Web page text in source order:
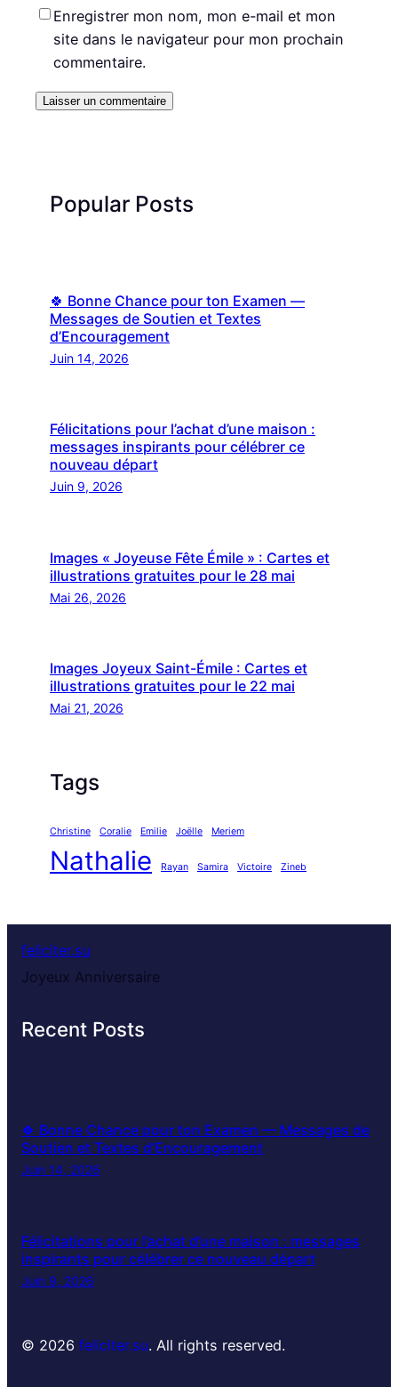
Enregistrer mon nom, mon e-mail et mon
site dans le navigateur pour mon prochain
commentaire.
Popular Posts
🍀 Bonne Chance pour ton Examen —
Messages de Soutien et Textes
d’Encouragement
Juin 14, 2026
Félicitations pour l’achat d’une maison :
messages inspirants pour célébrer ce
nouveau départ
Juin 9, 2026
Images « Joyeuse Fête Émile » : Cartes et
illustrations gratuites pour le 28 mai
Mai 26, 2026
Images Joyeux Saint-Émile : Cartes et
illustrations gratuites pour le 22 mai
Mai 21, 2026
Tags
Christine Coralie Emilie Joëlle Meriem
Nathalie Rayan Samira Victoire Zineb
feliciter.su
Joyeux Anniversaire
Recent Posts
🍀 Bonne Chance pour ton Examen — Messages de
Soutien et Textes d’Encouragement
Juin 14, 2026
Félicitations pour l’achat d’une maison : messages
inspirants pour célébrer ce nouveau départ
Juin 9, 2026
© 2026 feliciter.su. All rights reserved.